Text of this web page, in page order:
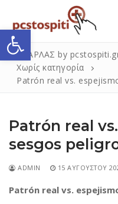
Ανοίξτε τη γραμμή εργαλείων
περιεχόμενο
Αναζήτηση
για:
ΣΚΑΡΛΑΣ by
Χωρίς κατηγορία
Patrón real vs.
Patrón real
sesgos
ADMIN 15 ΑΥΓΟΎΣΤΟΥ
Patrón real vs.